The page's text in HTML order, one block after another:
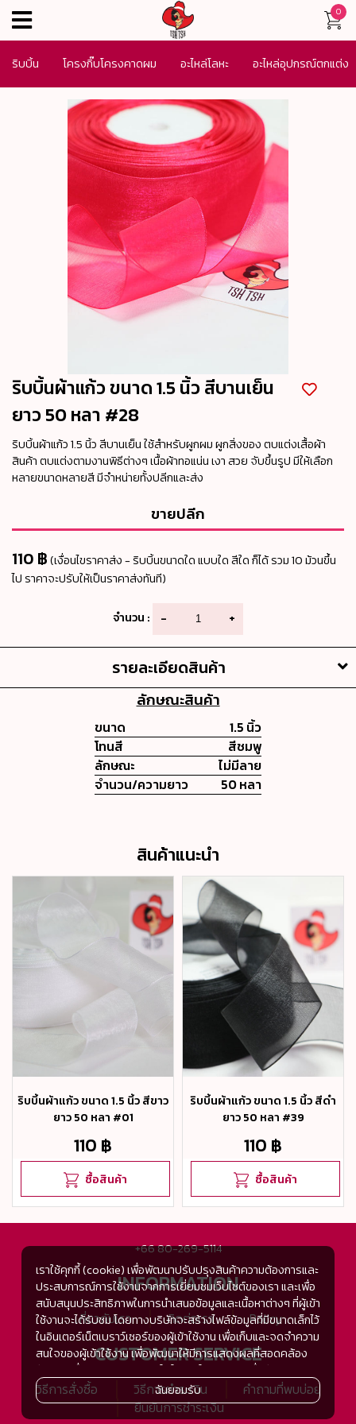
0
menu
ริบบิ้น โครงกิ๊บโครงคาดผม อะไหล่โลหะ อะไหล่อุปกรณ์ตกแต่ง
เครื่องประดับ SALE
ริบบิ้นผ้าแก้ว ขนาด 1.5 นิ้ว สีบานเย็น
ยาว 50 หลา #28
ริบบิ้นผ้าแก้ว 1.5 นิ้ว สีบานเย็น ใช้สำหรับผูกผม ผูกสิ่งของ ตบแต่งเสื้อผ้า
สินค้า ตบแต่งตามงานพิธีต่างๆ เนื้อผ้าทอแน่น เงา สวย จับขึ้นรูป มีให้เลือก
หลายขนาดหลายสี มีจำหน่ายทั้งปลีกและส่ง
ขายปลีก
110 ฿(เงื่อนไขราคาส่ง - ริบบิ้นขนาดใด แบบใด สีใด ก็ได้ รวม 10 ม้วนขึ้น
ไป ราคาจะปรับให้เป็นราคาส่งทันที)
จำนวน : - +
รายละเอียดสินค้า
ลักษณะสินค้า
ขนาด
1.5 นิ้ว
โทนสี
สีชมพู
ลักษณะ
ไม่มีลาย
จำนวน/ความยาว
50 หลา
สินค้าแนะนำ
ริบบิ้นผ้าแก้ว ขนาด 1.5 นิ้ว สีขาว
ยาว 50 หลา #01
110 ฿
ซื้อสินค้า
ริบบิ้นผ้าแก้ว ขนาด 1.5 นิ้ว สีดำ
ยาว 50 หลา #39
110 ฿
ซื้อสินค้า
+66 80-269-5114
INFORMATION
เกี่ยวกับเรา ติดต่อเรา Policy
CUSTOMER SERVICE
วิธีการสั่งซื้อ วิธีการชำระเงิน
คำถามที่พบบ่อย
ยืนยันการชำระเงิน
เราใช้คุกกี้ (cookie) เพื่อพัฒนาปรับปรุงสินค้าความต้องการและ
ประสบการณ์การใช้งานจากการเยี่ยมชมเว็บไซต์ของเรา และเพื่อ
สนับสนุนประสิทธิภาพในการนำเสนอข้อมูลและเนื้อหาต่างๆ ที่ผู้เข้า
ใช้งานจะได้รับชม โดยทางบริษัทจะสร้างไฟล์ข้อมูลที่มีขนาดเล็กไว้
ในอินเตอร์เน็ตเบราว์เซอร์ของผู้เข้าใช้งาน เพื่อเก็บและจดจำความ
สนใจของผู้เข้าใช้งาน เพื่อพัฒนาให้มีการแสดงผลที่สอดคล้อง
กับความชื่นชอบและความสนใจในการใช้งาน และเพื่อพัฒนา
ประสิทธิภาพในการแสดงผลของข้อมูล รวมถึงเพื่ออำนวยความ
สะดวกในการให้บริการต่างๆ ภายในเว็บไซต์ของเรา และเมื่อผู้เข้า
ใช้งานกลับมาเยี่ยมชม หรือกลับเข้ามาใช้บริการในครั้งต่อไป แต่
ฉันยอมรับ